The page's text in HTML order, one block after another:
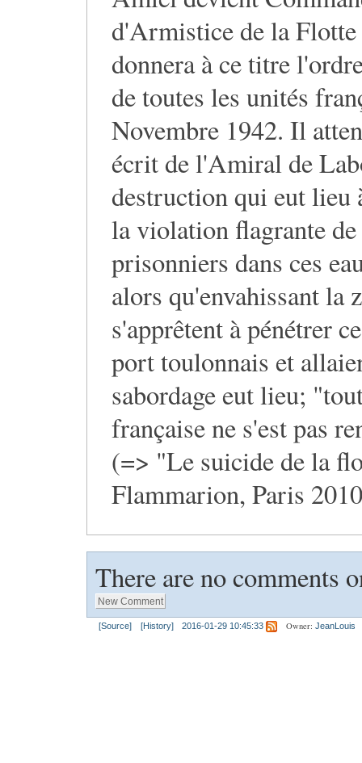
d'Armistice de la
donnera à ce titre
de toutes les unités
Novembre 1942. Il
écrit de l'Amiral de
destruction qui eut lieu
la violation flagrante
prisonniers dans ces
alors qu'envahissant la
s'apprêtent à pénétrer
port toulonnais et
sabordage eut lieu;
française ne s'est pas
(=> "Le suicide de la
Flammarion, Paris
There are no comments
[Source] [History] 2016-01-29 10:45:33 Owner: JeanLouis